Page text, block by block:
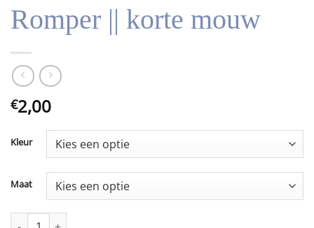
Romper || korte mouw
€2,00
Kleur
Maat
Romper || korte mouw aantal